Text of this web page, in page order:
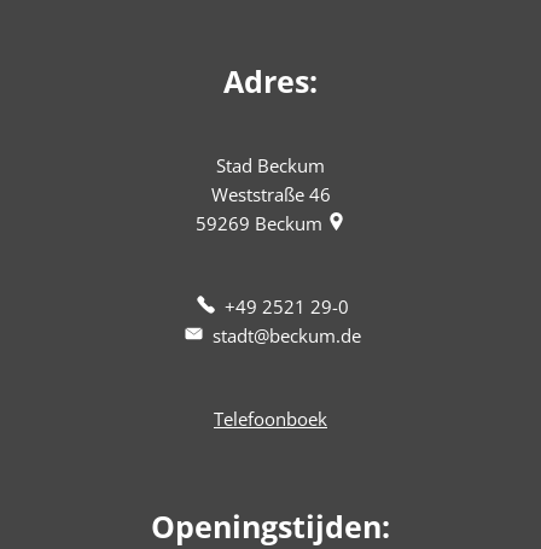
Adres:
Stad Beckum
Weststraße 46
59269 Beckum
+49 2521 29-0
stadt@beckum.de
Telefoonboek
Openingstijden: